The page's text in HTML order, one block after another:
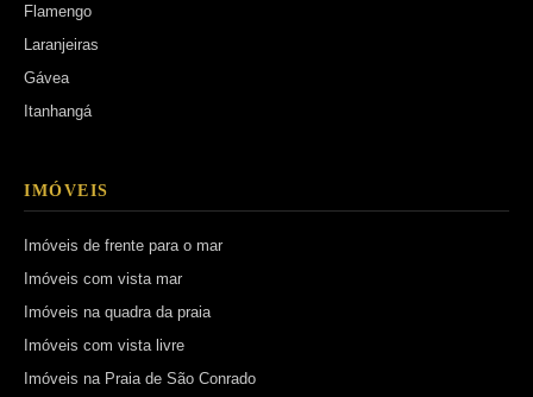
Flamengo
Laranjeiras
Gávea
Itanhangá
IMÓVEIS
Imóveis de frente para o mar
Imóveis com vista mar
Imóveis na quadra da praia
Imóveis com vista livre
Imóveis na Praia de São Conrado